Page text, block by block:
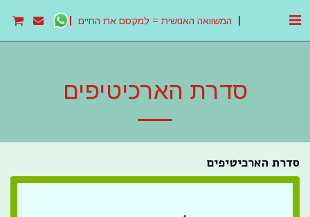
המשוואה האנושית = למקסם את החיים
סדרת הארכיטיפים
סדרת הארכיטיפים